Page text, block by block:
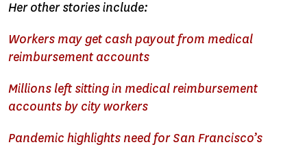
Her other stories include:
Workers may get cash payout from medical
reimbursement accounts
Millions left sitting in medical reimbursement
accounts by city workers
Pandemic highlights need for San Francisco’s